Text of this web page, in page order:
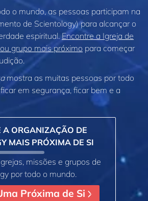
o mundo, as pessoas participam na
de Scientology) para alcançar o
espiritual.Encontre a Igreja de
grupo mais próximo para começar
mostra as muitas pessoas por todo
em segurança, ficar bem e a
A ORGANIZAÇÃO DE
MAIS PRÓXIMA DE SI
missões e grupos de
por todo o mundo.
Próxima de Si